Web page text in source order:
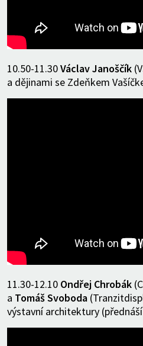
10.50-11.30Václav Janoščík
a dějinami se Zdeňkem
11.30-12.10 Ondřej Chrobák
a Tomáš Svoboda
výstavní architektury